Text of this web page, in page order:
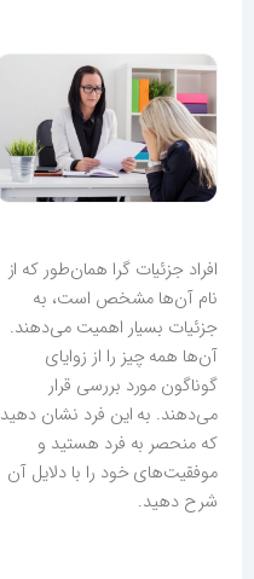
افراد جزئیات گرا همان‌طور که از
نام آن‌ها مشخص است، به
جزئیات بسیار اهمیت می‌دهند.
آن‌ها همه‌ چیز را از زوایای
گوناگون مورد بررسی قرار
می‌دهند. به این فرد نشان دهید
که منحصر به فرد هستید و
موفقیت‌های خود را با دلایل آن
شرح دهید.